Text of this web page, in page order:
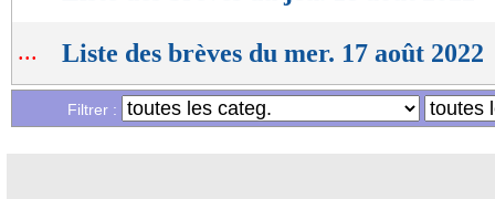
... Liste des brèves du mer. 17 août 2022
Filtrer :